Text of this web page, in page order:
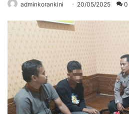
adminkorankini 20/05/2025 0